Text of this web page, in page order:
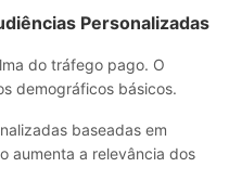
Personalizadas
do tráfego pago. O
demográficos básicos.
baseadas em
aumenta a relevância dos